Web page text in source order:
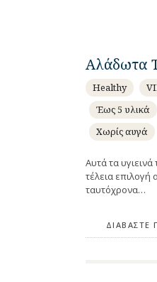
Αλάδωτα
Healthy
Έως 5 υλικά
Χωρίς αυγά
Αυτά τα υγιεινά
τέλεια επιλογή
ταυτόχρονα…
ΔΙΑΒΆΣΤΕ